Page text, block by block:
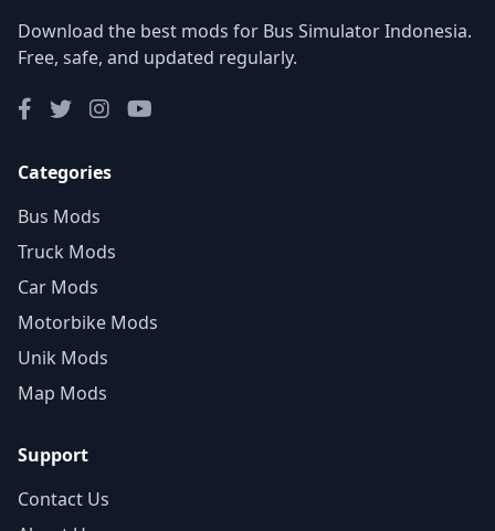
Download the best mods for Bus Simulator Indonesia.
Free, safe, and updated regularly.
Categories
Bus Mods
Truck Mods
Car Mods
Motorbike Mods
Unik Mods
Map Mods
Support
Contact Us